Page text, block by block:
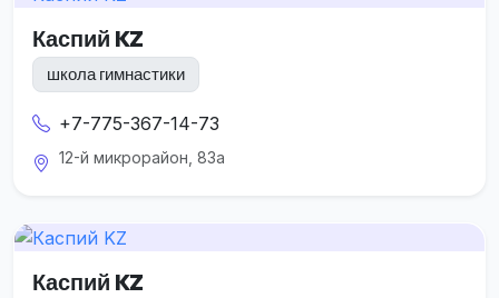
Каспий KZ
школа гимнастики
+7-775-367-14-73
12-й микрорайон, 83а
Каспий KZ